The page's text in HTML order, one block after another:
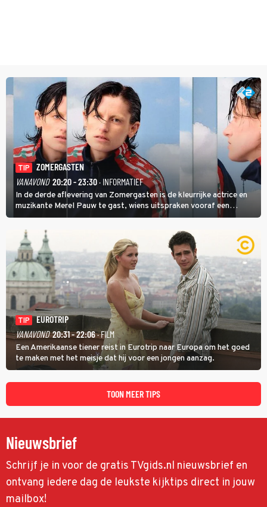
TIP
ZOMERGASTEN
VANAVOND 20:20 - 23:30· INFORMATIEF
In de derde aflevering van Zomergasten is de kleurrijke actrice en
muzikante Merel Pauw te gast, wiens uitspraken vooraf een
boeiende avond beloven: 'Mijn ideale televisieavond is zoals mijn
identiteit: grenzeloos, absurd en vol angsten'.
TIP
EUROTRIP
VANAVOND 20:31 - 22:06· FILM
Een Amerikaanse tiener reist in Eurotrip naar Europa om het goed
te maken met het meisje dat hij voor een jongen aanzag.
TOON MEER TIPS
Nieuwsbrief
Schrijf je in voor de gratis TVgids.nl nieuwsbrief en
ontvang iedere dag de leukste kijktips direct in jouw
mailbox!